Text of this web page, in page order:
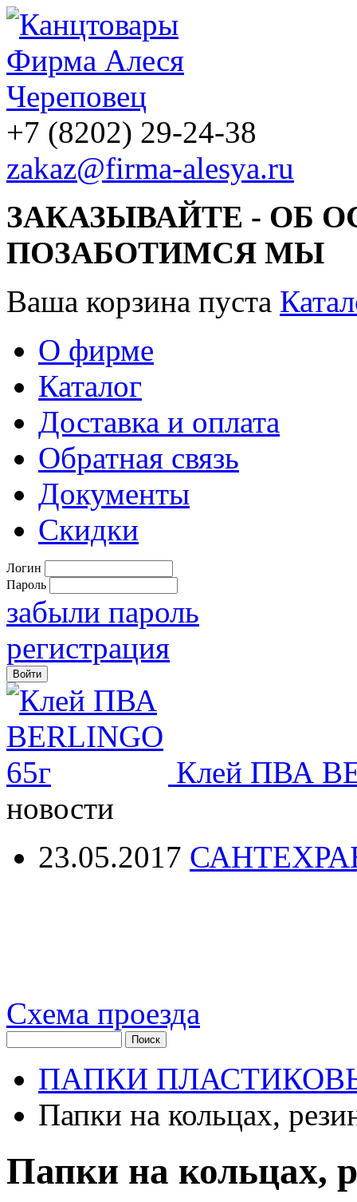
+7 (8202) 29-24-38
zakaz@firma-alesya.ru
ЗАКАЗЫВАЙТЕ - ОБ
ПОЗАБОТИМСЯ МЫ
Ваша корзина пуста
О фирме
Каталог
Доставка и оплата
Обратная связь
Документы
Скидки
Логин
Пароль
забыли пароль
регистрация
Клей ПВА
новости
23.05.2017
Схема проезда
ПАПКИ
Папки на кольцах,
Папки на кольцах,